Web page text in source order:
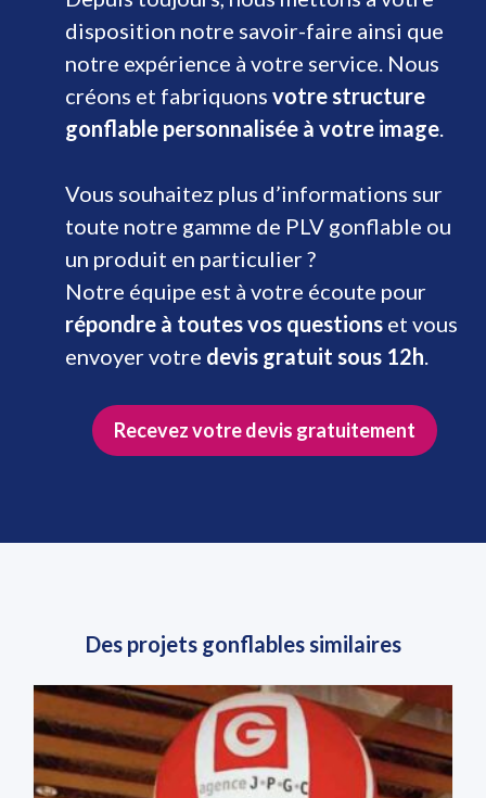
disposition notre savoir-faire ainsi que
notre expérience à votre service. Nous
créons et fabriquons votre structure
gonflable personnalisée à votre image.
Vous souhaitez plus d’informations sur
toute notre gamme de PLV gonflable ou
un produit en particulier ?
Notre équipe est à votre écoute pour
répondre à toutes vos questions et vous
envoyer votre devis gratuit sous 12h.
Recevez votre devis gratuitement
Des projets gonflables similaires